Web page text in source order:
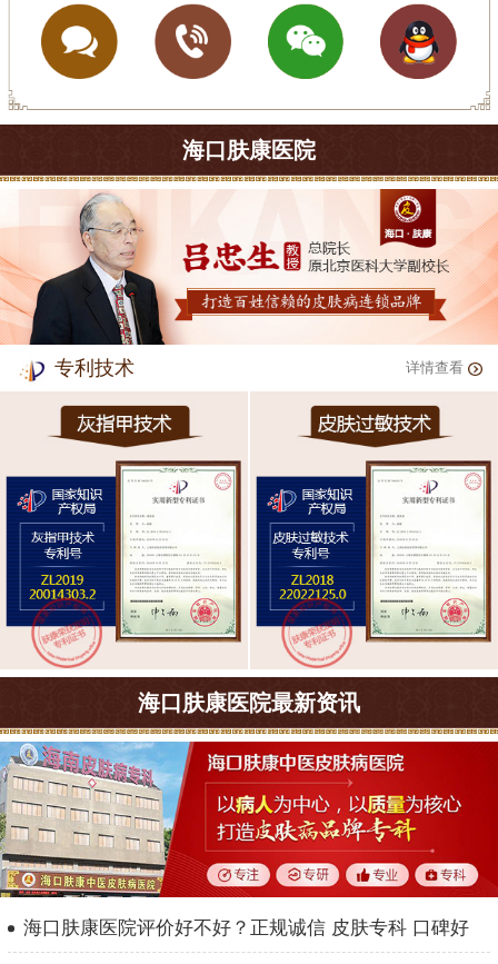
海口肤康医院
专利技术 详情查看
海口肤康医院最新资讯
海口肤康医院评价好不好？正规诚信 皮肤专科 口碑好